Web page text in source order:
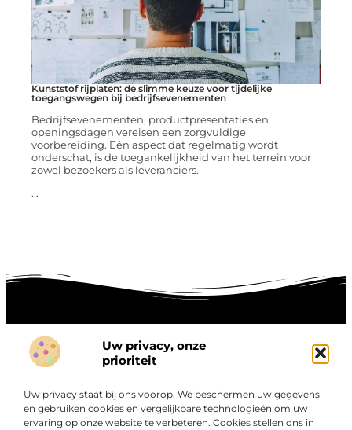
Uw privacy, onze
prioriteit
Uw privacy staat bij ons voorop. We beschermen uw gegevens
en gebruiken cookies en vergelijkbare technologieën om uw
ervaring op onze website te verbeteren. Cookies stellen ons in
Kunststof rijplaten: de slimme keuze voor tijdelijke
toegangswegen bij bedrijfsevenementen
Bedrijfsevenementen, productpresentaties en
openingsdagen vereisen een zorgvuldige
voorbereiding. Eén aspect dat regelmatig wordt
onderschat, is de toegankelijkheid van het terrein voor
zowel bezoekers als leveranciers.
...
Over
Bedrijf
“Ontdek een wereld van boeiende blogs en artikelen die
Onze informatie